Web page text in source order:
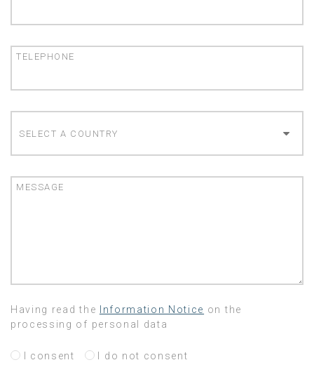
TELEPHONE
MESSAGE
Having read the Information Notice on the
processing of personal data
I consent I do not consent